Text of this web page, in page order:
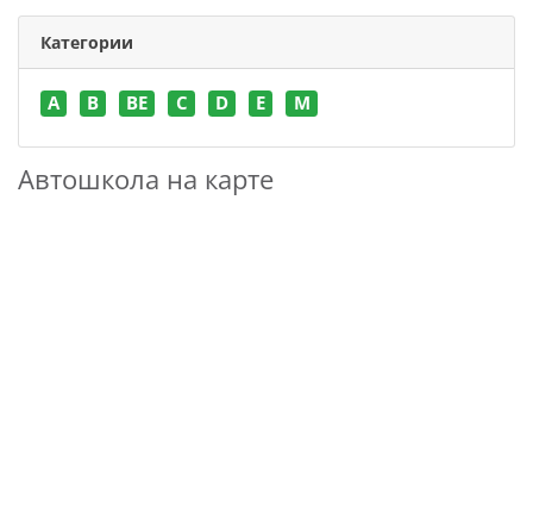
Категории
A B BE C D E M
Автошкола на карте